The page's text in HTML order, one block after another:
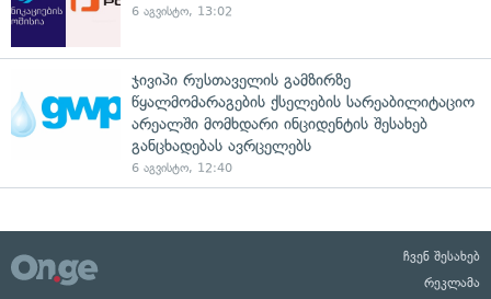
6 აგვისტო, 13:02
ჯივიპი რუსთაველის გამზირზე
წყალმომარაგების ქსელების სარეაბილიტაციო
არეალში მომხდარი ინციდენტის შესახებ
განცხადებას ავრცელებს
6 აგვისტო, 12:40
ჩვენ შესახებ
რეკლამა